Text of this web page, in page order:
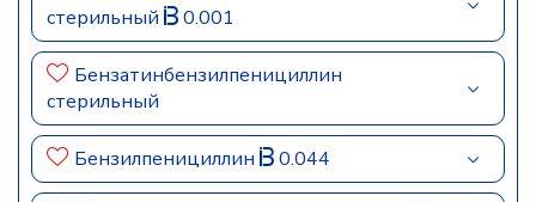
стерильный
0.001
Бензатинбензилпенициллин
стерильный
Бензилпенициллин 0.044